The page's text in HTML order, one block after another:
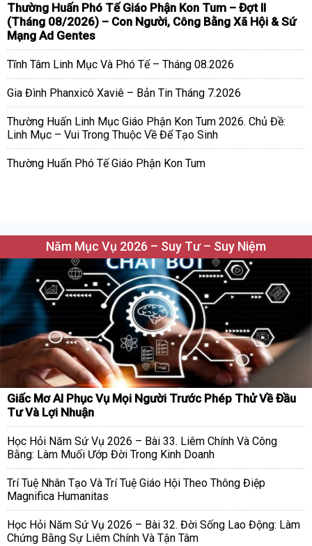
Thường Huấn Phó Tế Giáo Phận Kon Tum – Đợt II
(Tháng 08/2026) – Con Người, Công Bằng Xã Hội & Sứ
Mạng Ad Gentes
Tĩnh Tâm Linh Mục Và Phó Tế – Tháng 08.2026
Gia Đình Phanxicô Xaviê – Bản Tin Tháng 7.2026
Thường Huấn Linh Mục Giáo Phận Kon Tum 2026. Chủ Đề:
Linh Mục – Vui Trong Thuộc Về Để Tạo Sinh
Thường Huấn Phó Tế Giáo Phận Kon Tum
Năm Mục Vụ 2026 – Suy Tư – Suy Niệm
Giấc Mơ AI Phục Vụ Mọi Người Trước Phép Thử Về Đầu
Tư Và Lợi Nhuận
Học Hỏi Năm Sứ Vụ 2026 – Bài 33. Liêm Chính Và Công
Bằng: Làm Muối Ướp Đời Trong Kinh Doanh
Trí Tuệ Nhân Tạo Và Trí Tuệ Giáo Hội Theo Thông Điệp
Magnifica Humanitas
Học Hỏi Năm Sứ Vụ 2026 – Bài 32. Đời Sống Lao Động: Làm
Chứng Bằng Sự Liêm Chính Và Tận Tâm